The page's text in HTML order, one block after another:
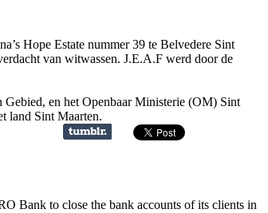
Hope Estate nummer 39 te Belvedere Sint
van witwassen. J.E.A.F werd door de
en het Openbaar Ministerie (OM) Sint
land Sint Maarten.
Bank to close the bank accounts of its clients in